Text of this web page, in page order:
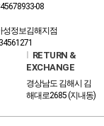
08
성정보김해지점
RETURN &
EXCHANGE
경상남도 김해시 김
해대로2685 (지내동)